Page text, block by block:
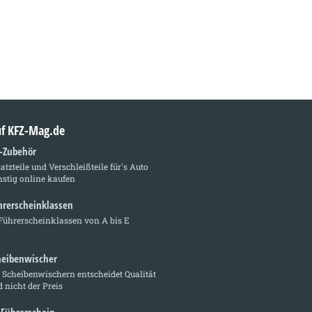
KFZ-Mag.de
Zubehör
und Verschleißteile für's Auto
online kaufen
von A bis E
Scheibenwischern entscheidet Qualität
nicht der Preis